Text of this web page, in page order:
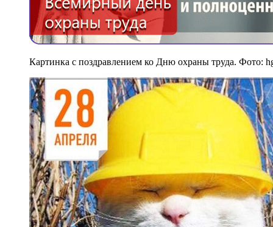
Картинка с поздравлением ко Дню охраны труда. Фото: